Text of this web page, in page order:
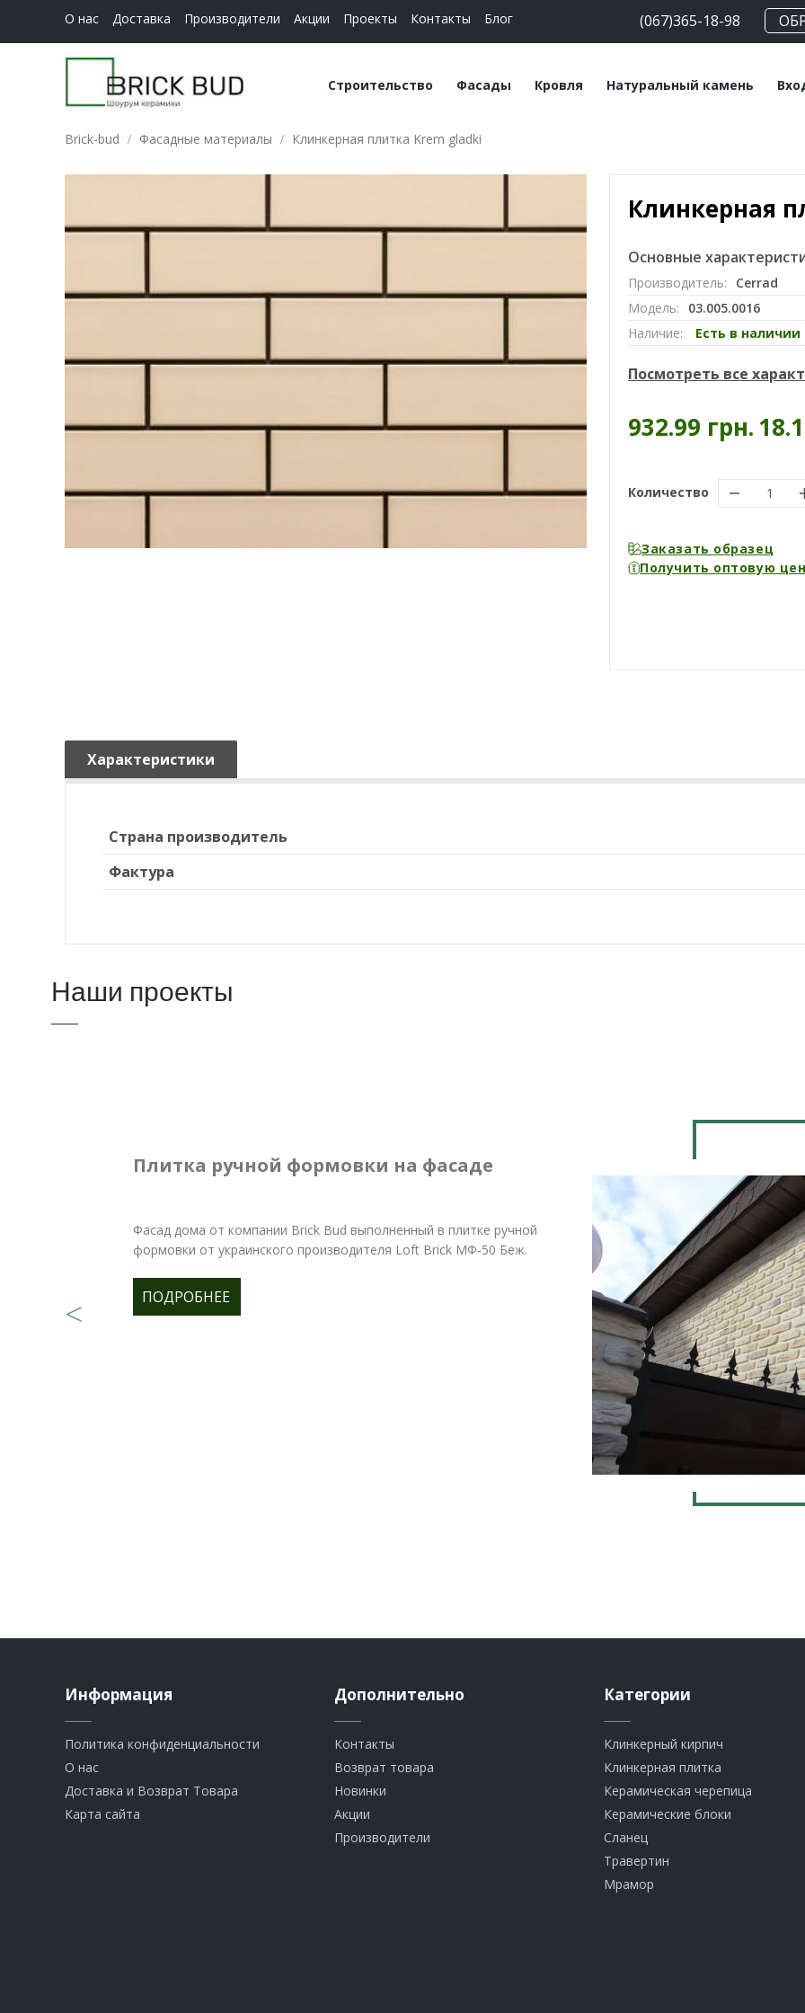
О нас Доставка Производители Акции Проекты Контакты Блог (067)365-18-98
Строительство
Керамические блоки
Строительные смеси
Фасады
Плитка клинкерная
Плитка ручной
Клинкерный кирпич
Кровля
Керамическая
Мансардные окна
Натуральный камень
Травертин
Мрамор
Brick-bud Фасадные материалы Клинкерная плитка Krem gladki
Клинкерная
Основные
Производитель:
Cerrad
Модель:
03.005.0016
Наличие:
Есть в наличии
Посмотреть все
932.99 грн.
Количество
Заказать образец
Получить оптовую
Характеристики
Страна производитель
Фактура
Наши проекты
Плитка ручной формовки на фасаде
Фасад дома от компании Brick Bud выполненный в плитке ручной
формовки от украинского производителя Loft Brick МФ-50 Беж.
ПОДРОБНЕЕ
Информация
Политика конфиденциальности
О нас
Доставка и Возврат Товара
Карта сайта
Дополнительно
Контакты
Возврат товара
Новинки
Акции
Производители
Категории
Клинкерный кирпич​
​Клинкерная плитка
​Керамическая черепица
​Керамические блоки
​Сланец
Травертин​
​Мрамор